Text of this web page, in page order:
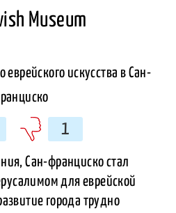
Museum
1
Сан-франциско стал
для еврейской
города трудно